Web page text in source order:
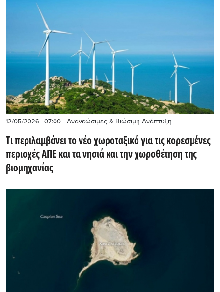
12/05/2026 - 07:00 - Ανανεώσιμες & Βιώσιμη Ανάπτυξη
Tι περιλαμβάνει το νέο χωροταξικό για τις κορεσμένες
περιοχές ΑΠΕ και τα νησιά και την χωροθέτηση της
βιομηχανίας